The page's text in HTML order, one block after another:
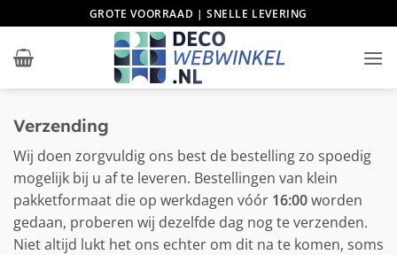
naar
inhoud
GROTE VOORRAAD | SNELLE LEVERING
Verzending
Wij doen zorgvuldig ons best de bestelling zo spoedig
mogelijk bij u af te leveren. Bestellingen van klein
pakketformaat die op werkdagen vóór 16:00worden
gedaan, proberen wij dezelfde dag nog te verzenden.
Niet altijd lukt het ons echter om dit na te komen, soms